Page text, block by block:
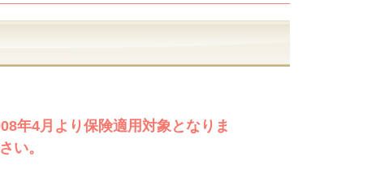
年4月より保険適用対象となりま
い。